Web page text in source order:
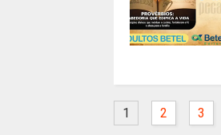
1 2 3